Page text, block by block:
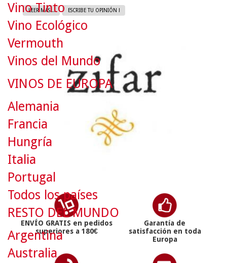
LEER MAS... ESCRIBE TU OPINIÓN !
ENVÍO GRATIS en pedidos
superiores a 180€
Garantía de
satisfacción en toda
Europa
Vino Tinto
Vino Ecológico
Vermouth
Vinos del Mundo
VINOS DE EUROPA
Alemania
Francia
Hungría
Italia
Portugal
Todos los países
RESTO DEL MUNDO
Argentina
Australia